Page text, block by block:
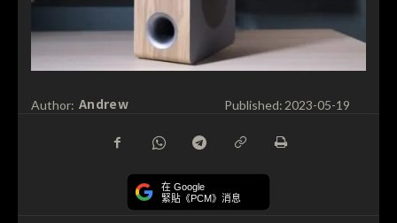
Author: Andrew Published: 2023-05-19
在 Google
緊貼《PCM》消息